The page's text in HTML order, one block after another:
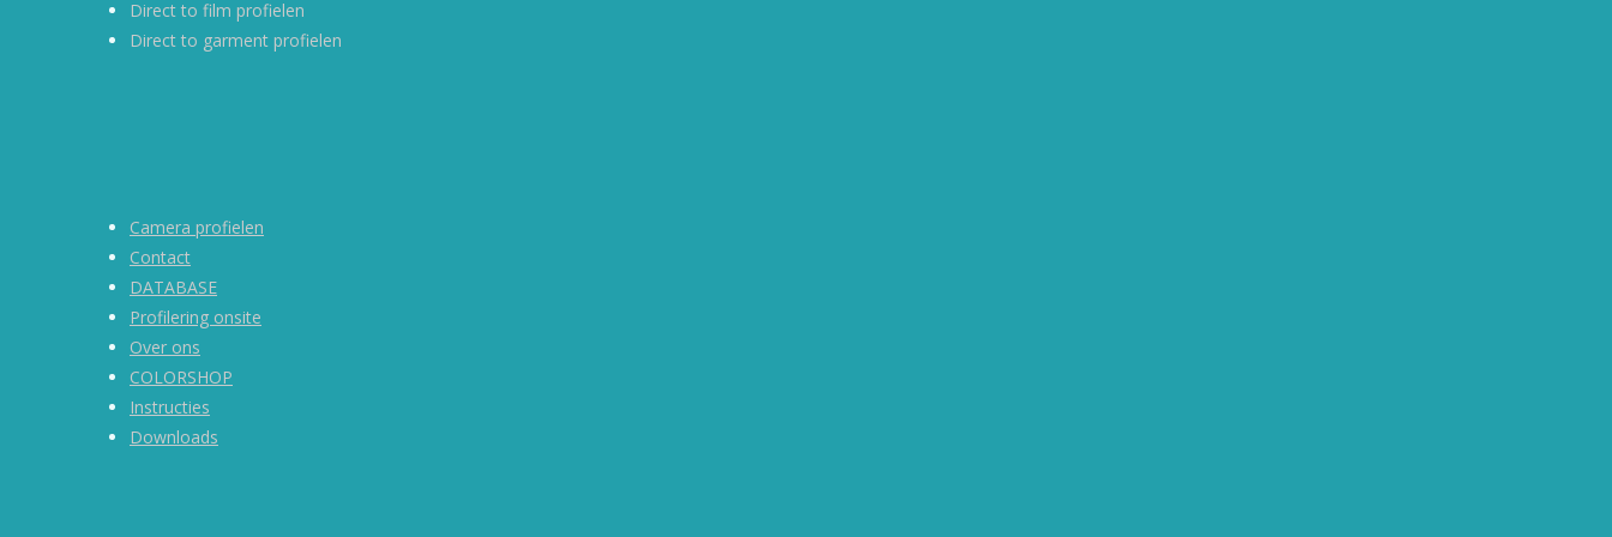
Direct to film profielen
Direct to garment profielen
Camera profielen
Contact
DATABASE
Profilering onsite
Over ons
COLORSHOP
Instructies
Downloads